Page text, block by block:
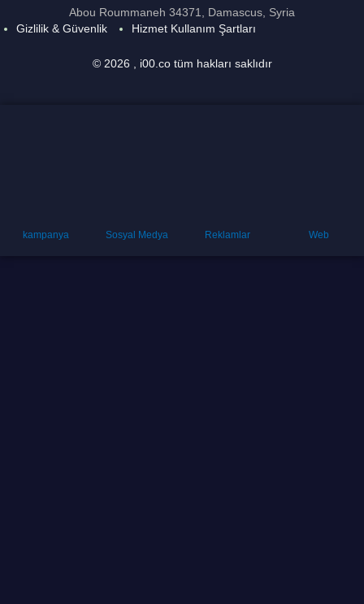
Abou Roummaneh 34371, Damascus, Syria
Gizlilik & Güvenlik
Hizmet Kullanım Şartları
© 2026 , i00.co tüm hakları saklıdır
kampanya Sosyal Medya Reklamlar Web